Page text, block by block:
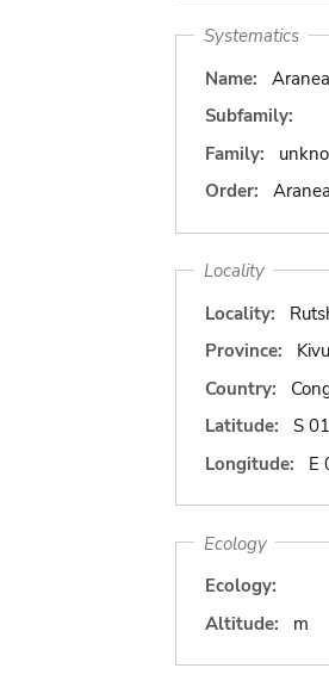
Systematics
Name:
Subfamily:
Family:
Order:
Locality
Locality:
Province:
Country:
Latitude:
S
Longitude:
E
Ecology
Ecology:
Altitude:
m